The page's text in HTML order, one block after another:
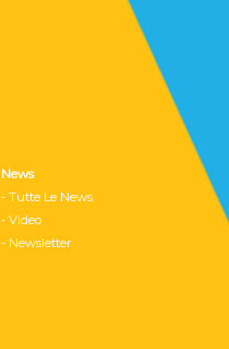
News
- Tutte Le News
- Video
- Newsletter